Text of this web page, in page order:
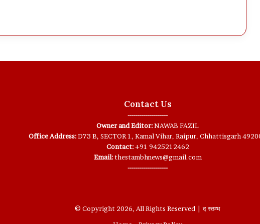
Contact Us
--------------------
Owner and Editor:NAWAB FAZIL
Office Address:D73 B, SECTOR 1, Kamal Vihar, Raipur, Chhattisgarh
Contact:+91 9425212462
Email:thestambhnews@gmail.com
--------------------
© Copyright 2026, All Rights Reserved | द स्तम्भ